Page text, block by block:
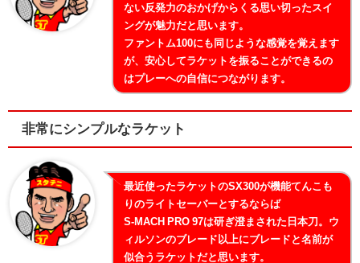
ない反発力のおかげからくる思い切ったスイ
ングが魅力だと思います。
ファントム100にも同じような感覚を覚えます
が、安心してラケットを振ることができるの
はプレーへの自信につながります。
非常にシンプルなラケット
最近使ったラケットのSX300が機能てんこも
りのライトセーバーとするならば
S-MACH PRO 97は研ぎ澄まされた日本刀。ウ
ィルソンのブレード以上にブレードと名前が
似合うラケットだと思います。